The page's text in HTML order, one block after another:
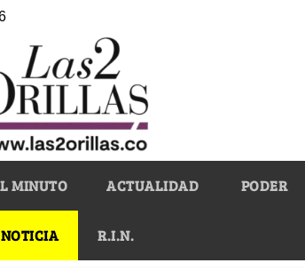
MINUTO ACTUALIDAD PODER
R.I.N.